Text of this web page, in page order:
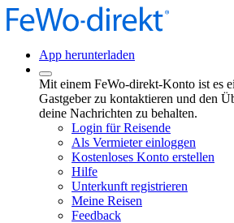
App herunterladen
Mit einem FeWo-direkt-Konto ist es
Gastgeber zu kontaktieren und den
deine Nachrichten zu behalten.
Login für Reisende
Als Vermieter einloggen
Kostenloses Konto erstellen
Hilfe
Unterkunft registrieren
Meine Reisen
Feedback